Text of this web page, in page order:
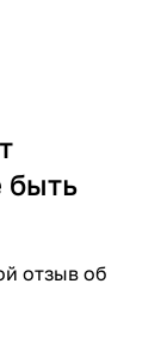
быть
отзыв об